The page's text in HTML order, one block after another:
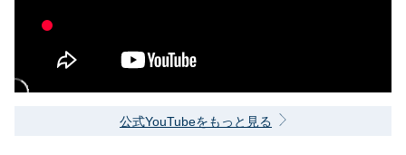
公式YouTubeをもっと見る